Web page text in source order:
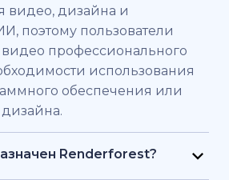
видео, дизайна и
поэтому пользователи
видео профессионального
использования
обеспечения или
Renderforest?